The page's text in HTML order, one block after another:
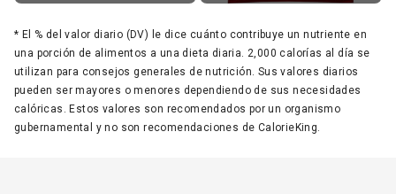
* El % del valor diario (DV) le dice cuánto contribuye un nutriente en
una porción de alimentos a una dieta diaria. 2,000 calorías al día se
utilizan para consejos generales de nutrición. Sus valores diarios
pueden ser mayores o menores dependiendo de sus necesidades
calóricas. Estos valores son recomendados por un organismo
gubernamental y no son recomendaciones de CalorieKing.